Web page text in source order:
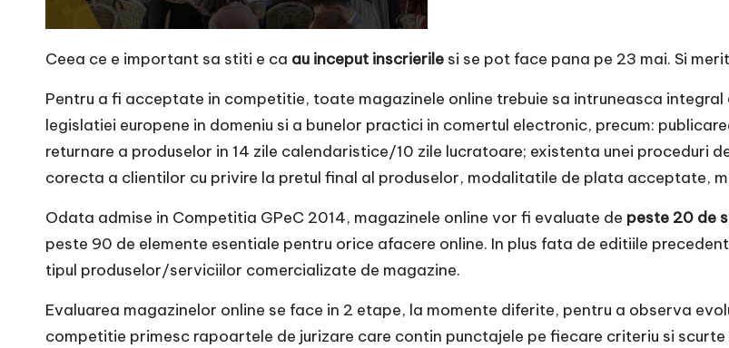
c
O
nl
i
n
e
Ceea ce e important sa stiti e ca au inceput inscrierile si se pot face pana pe 23 mai. Si
Pentru a fi acceptate in competitie, toate magazinele online trebuie sa intruneasca integral
legislatiei europene in domeniu si a bunelor practici in comertul electronic, precum:
returnare a produselor in 14 zile calendaristice/10 zile lucratoare; existenta unei proceduri
corecta a clientilor cu privire la pretul final al produselor, modalitatile de plata acceptate,
Odata admise in Competitia GPeC 2014, magazinele online vor fi evaluate de peste 20 de
peste 90 de elemente esentiale pentru orice afacere online. In plus fata de editiile
tipul produselor/serviciilor comercializate de magazine.
Evaluarea magazinelor online se face in 2 etape, la momente diferite, pentru a observa
competitie primesc rapoartele de jurizare care contin punctajele pe fiecare criteriu si